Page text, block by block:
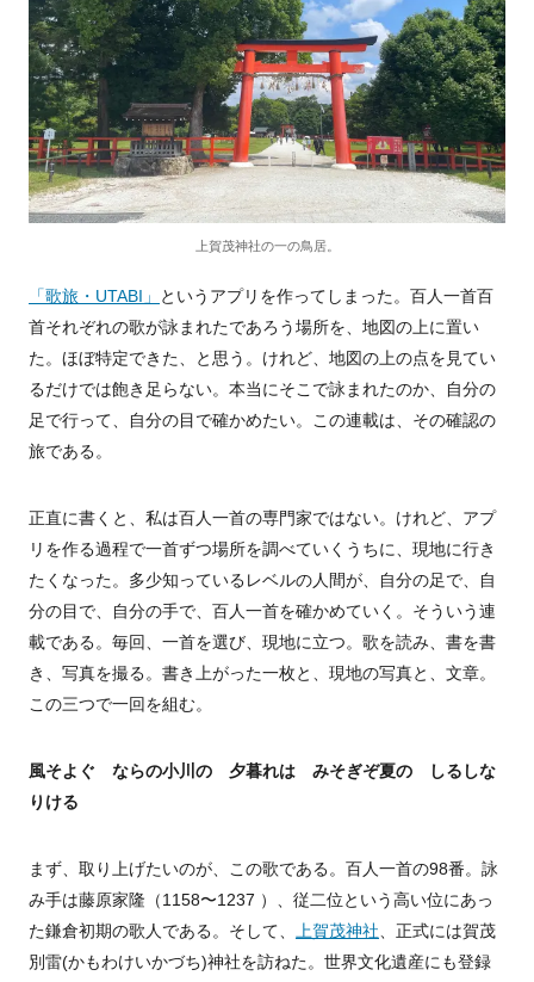
上賀茂神社の一の鳥居。
「歌旅・UTABI」
というアプリを作ってしまった。百人一首百
首それぞれの歌が詠まれたであろう場所を、地図の上に置い
た。ほぼ特定できた、と思う。けれど、地図の上の点を見てい
るだけでは飽き足らない。本当にそこで詠まれたのか、自分の
足で行って、自分の目で確かめたい。この連載は、その確認の
旅である。
正直に書くと、私は百人一首の専門家ではない。けれど、アプ
リを作る過程で一首ずつ場所を調べていくうちに、現地に行き
たくなった。多少知っているレベルの人間が、自分の足で、自
分の目で、自分の手で、百人一首を確かめていく。そういう連
載である。毎回、一首を選び、現地に立つ。歌を読み、書を書
き、写真を撮る。書き上がった一枚と、現地の写真と、文章。
この三つで一回を組む。
風そよぐ ならの小川の 夕暮れは みそぎぞ夏の しるしな
りける
まず、取り上げたいのが、この歌である。百人一首の98番。詠
み手は藤原家隆（1158〜1237 ）、従二位という高い位にあっ
た鎌倉初期の歌人である。そして、
上賀茂神社 、正式には賀茂
別雷(かもわけいかづち)神社を訪ねた。世界文化遺産にも登録